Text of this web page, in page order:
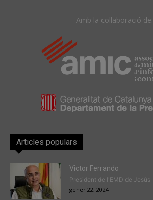
Amb la col·laboració de:
Articles populars
Victor Ferrando
President de l'EMD de Jesús
gener 22, 2024